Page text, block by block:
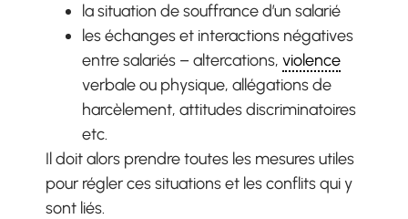
la situation de souffrance d’un salarié
les échanges et interactions négatives
entre salariés – altercations, violence
verbale ou physique, allégations de
harcèlement, attitudes discriminatoires
etc.
Il doit alors prendre toutes les mesures utiles
pour régler ces situations et les conflits qui y
sont liés.